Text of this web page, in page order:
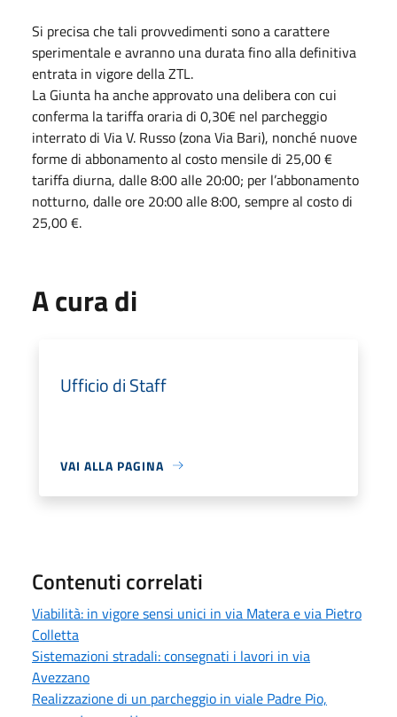
Si precisa che tali provvedimenti sono a carattere
sperimentale e avranno una durata fino alla definitiva
entrata in vigore della ZTL.
La Giunta ha anche approvato una delibera con cui
conferma la tariffa oraria di 0,30€ nel parcheggio
interrato di Via V. Russo (zona Via Bari), nonché nuove
forme di abbonamento al costo mensile di 25,00 €
tariffa diurna, dalle 8:00 alle 20:00; per l’abbonamento
notturno, dalle ore 20:00 alle 8:00, sempre al costo di
25,00 €.
A cura di
Ufficio di Staff
VAI ALLA PAGINA
Contenuti correlati
Viabilità: in vigore sensi unici in via Matera e via Pietro
Colletta
Sistemazioni stradali: consegnati i lavori in via
Avezzano
Realizzazione di un parcheggio in viale Padre Pio,